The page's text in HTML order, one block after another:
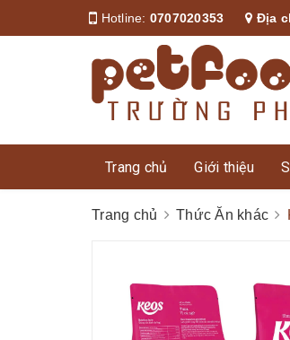
Hotline: 0707020353 Địa
Trang chủ Giới thiệu
Trang chủ Thức Ăn khác